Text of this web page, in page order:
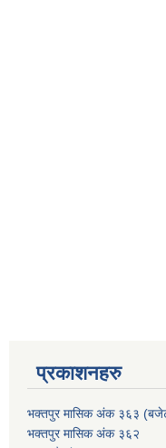
प्रकाशनहरु
भक्तपुर मासिक अंक ३६३
भक्तपुर मासिक अंक ३६२